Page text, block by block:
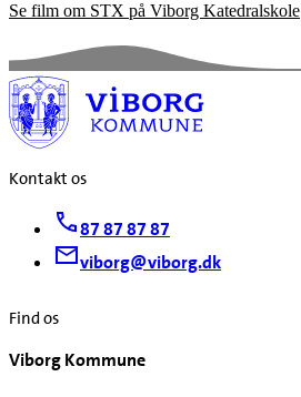
Se film om STX på Viborg Katedralskole
Kontakt os
87 87 87 87
viborg@viborg.dk
Find os
Viborg Kommune